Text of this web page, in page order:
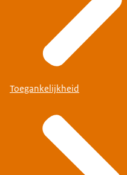
Toegankelijkheid